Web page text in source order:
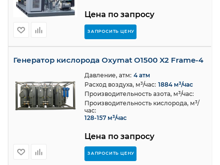
Цена по запросу
ЗАПРОСИТЬ ЦЕНУ
Генератор кислорода Oxymat O1500 X2 Frame-4
Цена по запросу
ЗАПРОСИТЬ ЦЕНУ
Давление, атм: 4 атм
Расход воздуха, м³/час: 1884 м³/час
Производительность азота, м³/час:
Производительность кислорода, м³/
час:
128-157 м³/час